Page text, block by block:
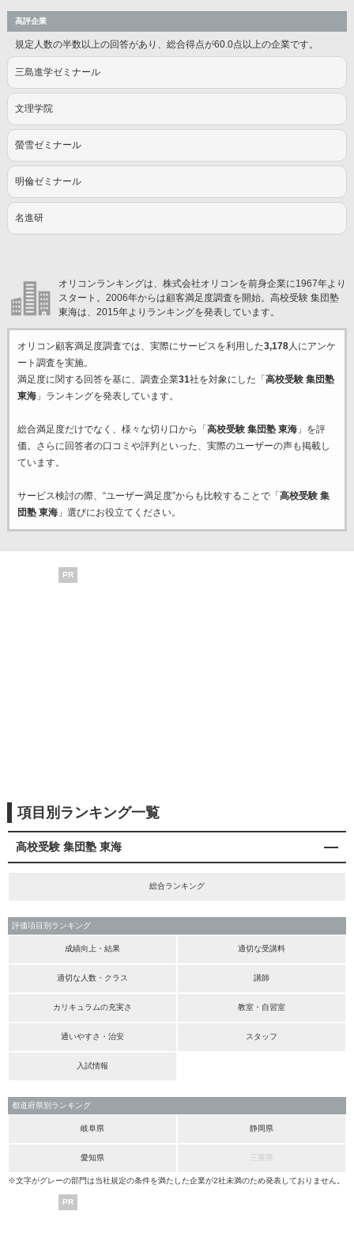
高評企業
規定人数の半数以上の回答があり、総合得点が60.0点以上の企業です。
三島進学ゼミナール
文理学院
螢雪ゼミナール
明倫ゼミナール
名進研
オリコンランキングは、株式会社オリコンを前身企業に1967年より
スタート。2006年からは顧客満足度調査を開始。高校受験 集団塾
東海は、2015年よりランキングを発表しています。
オリコン顧客満足度調査では、実際にサービスを利用した3,178人にアンケ
ート調査を実施。
満足度に関する回答を基に、調査企業31社を対象にした「 高校受験 集団塾
東海」ランキングを発表しています。
総合満足度だけでなく、様々な切り口から「 高校受験 集団塾 東海」を評
価。さらに回答者の口コミや評判といった、実際のユーザーの声も掲載し
ています。
サービス検討の際、“ユーザー満足度”からも比較することで「 高校受験 集
団塾 東海」選びにお役立てください。
PR
項目別ランキング一覧
高校受験 集団塾 東海
総合ランキング
評価項目別ランキング
成績向上・結果 適切な受講料
適切な人数・クラス 講師
カリキュラムの充実さ 教室・自習室
通いやすさ・治安 スタッフ
入試情報
都道府県別ランキング
岐阜県 静岡県
愛知県
※文字がグレーの部門は当社規定の条件を満たした企業が2社未満のため発表しておりません。
PR